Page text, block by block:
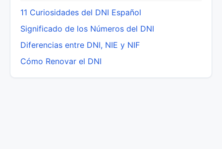
11 Curiosidades del DNI Español
Significado de los Números del DNI
Diferencias entre DNI, NIE y NIF
Cómo Renovar el DNI